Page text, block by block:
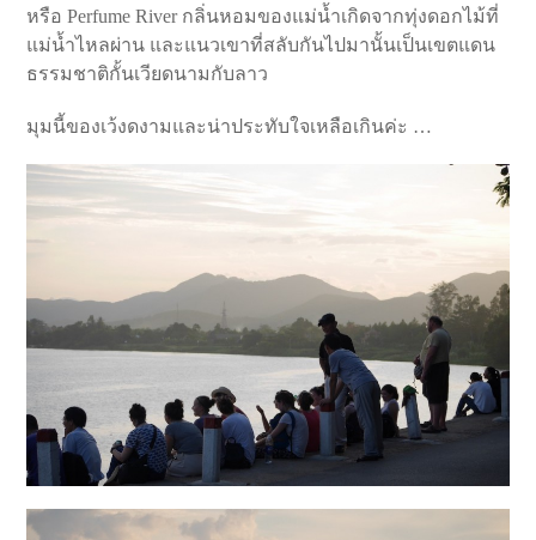
หรือ Perfume River กลิ่นหอมของแม่น้ำเกิดจากทุ่งดอกไม้ที่
แม่น้ำไหลผ่าน และแนวเขาที่สลับกันไปมานั้นเป็นเขตแดน
ธรรมชาติกั้นเวียดนามกับลาว
มุมนี้ของเว้งดงามและน่าประทับใจเหลือเกินค่ะ …